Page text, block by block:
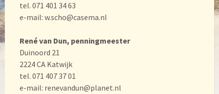
tel. 071 401 34 63
e-mail: w.scho@casema.nl
René van Dun, penningmeester
Duinoord 21
2224 CA Katwijk
tel. 071 407 37 01
e-mail: renevandun@planet.nl